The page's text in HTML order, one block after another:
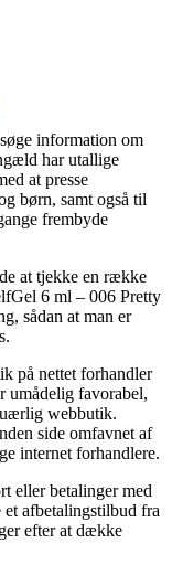
information om
har utallige
at presse
børn, samt også til
frembyde
at tjekke en række
6 ml – 006 Pretty
sådan at man er
på nettet forhandler
umådelig favorabel,
webbutik.
side omfavnet af
internet forhandlere.
eller betalinger med
afbetalingstilbud fra
efter at dække